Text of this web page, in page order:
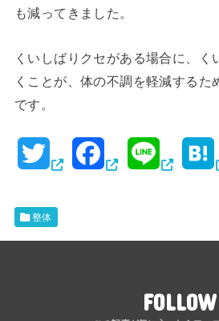
も減ってきました。
くいしばりクセがある場合に、く
くことが、体の不調を軽減するた
です。
i
a
整体
FOLLOW